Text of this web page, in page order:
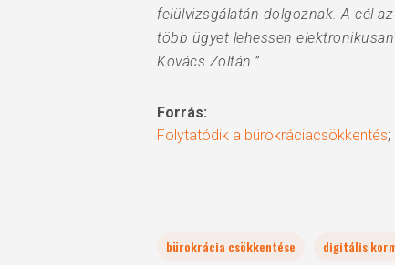
felülvizsgálatán dolgoznak. A cél
több ügyet lehessen
Kovács Zoltán.”
Forrás:
Folytatódik a bürokráciacsökkentés
bürokrácia csökkentése digitális